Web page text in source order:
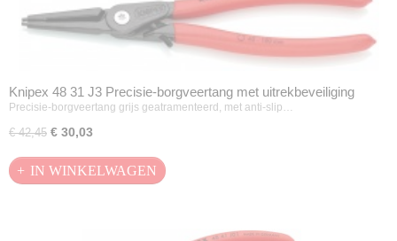
Knipex 48 31 J3 Precisie-borgveertang met uitrekbeveiliging
Precisie-borgveertang grijs geatramenteerd, met anti-slip…
€ 42,45 € 30,03
IN WINKELWAGEN